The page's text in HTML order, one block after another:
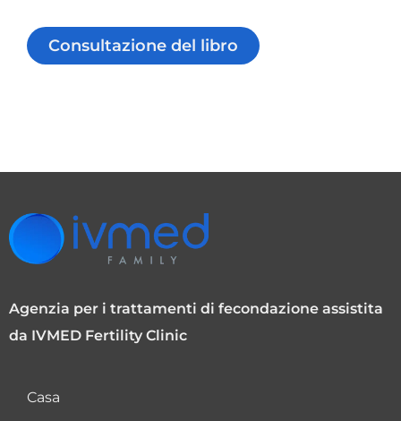
Consultazione del libro
Agenzia per i trattamenti di fecondazione assistita
da IVMED Fertility Clinic
Casa